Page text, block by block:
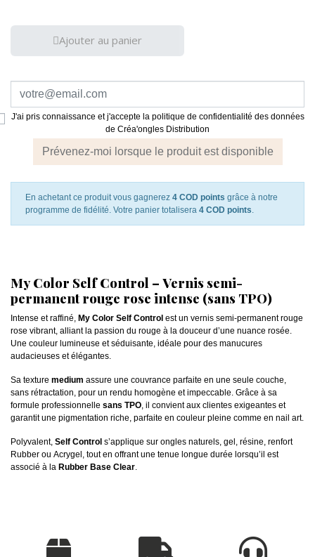
Ajouter au panier
J'ai pris connaissance et j'accepte la politique de confidentialité des données
de Créa'ongles Distribution
Prévenez-moi lorsque le produit est disponible
En achetant ce produit vous gagnerez 4 COD points grâce à notre
programme de fidélité. Votre panier totalisera 4 COD points.
My Color Self Control – Vernis semi-
permanent rouge rose intense (sans TPO)
Intense et raffiné, My Color Self Control est un vernis semi-permanent rouge
rose vibrant, alliant la passion du rouge à la douceur d’une nuance rosée.
Une couleur lumineuse et séduisante, idéale pour des manucures
audacieuses et élégantes.
Sa texture medium assure une couvrance parfaite en une seule couche,
sans rétractation, pour un rendu homogène et impeccable. Grâce à sa
formule professionnelle sans TPO, il convient aux clientes exigeantes et
garantit une pigmentation riche, parfaite en couleur pleine comme en nail art.
Polyvalent, Self Control s’applique sur ongles naturels, gel, résine, renfort
Rubber ou Acrygel, tout en offrant une tenue longue durée lorsqu’il est
associé à la Rubber Base Clear.